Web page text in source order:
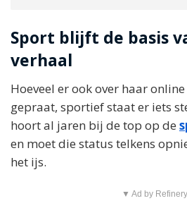
Sport blijft de basis
verhaal
Hoeveel er ook over haar
gepraat, sportief staat er iets
hoort al jaren bij de top op de
en moet die status telkens
het ijs.
▼ Ad by